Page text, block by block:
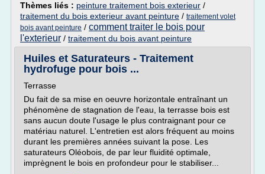
Thèmes liés : peinture traitement bois exterieur /
traitement du bois exterieur avant peinture / traitement volet
bois avant peinture / comment traiter le bois pour
l'exterieur / traitement du bois avant peinture
Huiles et Saturateurs - Traitement
hydrofuge pour bois ...
Terrasse
Du fait de sa mise en oeuvre horizontale entraînant un
phénomène de stagnation de l'eau, la terrasse bois est
sans aucun doute l'usage le plus contraignant pour ce
matériau naturel. L'entretien est alors fréquent au moins
durant les premières années suivant la pose. Les
saturateurs Oléobois, de par leur fluidité optimale,
imprègnent le bois en profondeur pour le stabiliser...